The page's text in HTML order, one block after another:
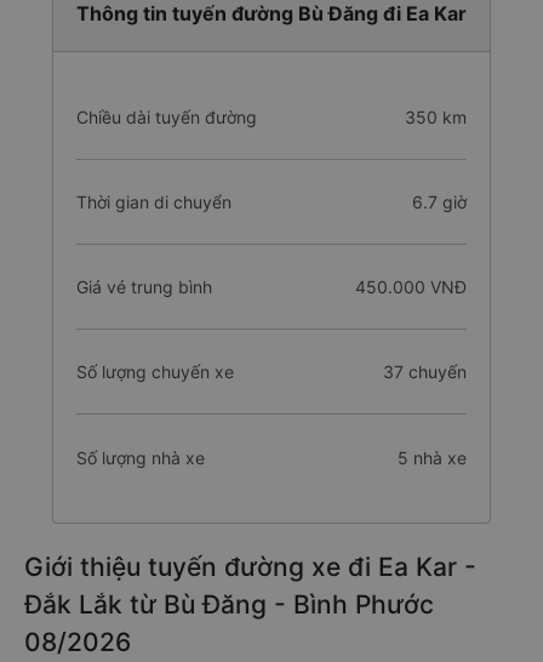
Thông tin tuyến đường Bù Đăng đi Ea Kar
Chiều dài tuyến đường 350 km
Thời gian di chuyển 6.7 giờ
Giá vé trung bình 450.000 VNĐ
Số lượng chuyến xe 37 chuyến
Số lượng nhà xe 5 nhà xe
Giới thiệu tuyến đường xe đi Ea Kar -
Đắk Lắk từ Bù Đăng - Bình Phước
08/2026